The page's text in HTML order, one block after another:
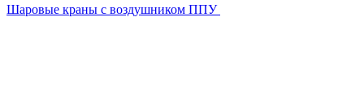
Шаровые краны с воздушником ППУ